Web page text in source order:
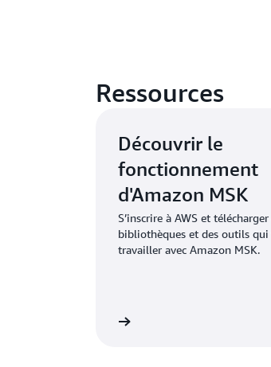
Ressources
Découvrir le
fonctionnement
d'Amazon MSK
S’inscrire à AWS et télécharger
bibliothèques et des outils
travailler avec Amazon MSK.